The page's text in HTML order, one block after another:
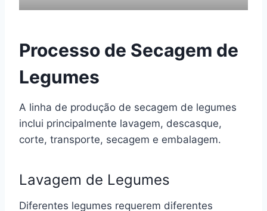
Processo de Secagem de
Legumes
A linha de produção de secagem de legumes
inclui principalmente lavagem, descasque,
corte, transporte, secagem e embalagem.
Lavagem de Legumes
Diferentes legumes requerem diferentes